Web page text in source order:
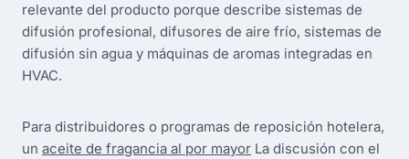
relevante del producto porque describe sistemas de
difusión profesional, difusores de aire frío, sistemas de
difusión sin agua y máquinas de aromas integradas en
HVAC.
Para distribuidores o programas de reposición hotelera,
un aceite de fragancia al por mayor La discusión con el